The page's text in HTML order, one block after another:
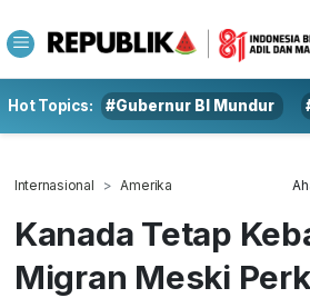
Hot Topics: #Gubernur BI Mundur
Internasional Amerika
Kanada Tetap
Migran Meski